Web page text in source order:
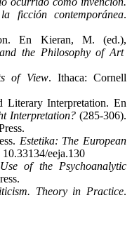
ficción contemporánea.
En Kieran, M. (ed.),
the Philosophy of Art
of View. Ithaca: Cornell
Literary Interpretation. En
Interpretation?(285-306).
Estetika: The European
eeja.130
of the Psychoanalytic
Theory in Practice.